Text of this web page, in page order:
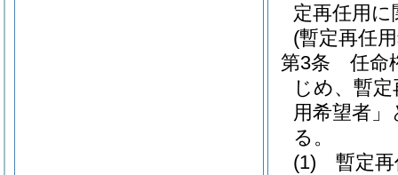
定再任用
(暫定再任
第3条
任命
じめ、暫
用希望者
る。
(1)
暫定